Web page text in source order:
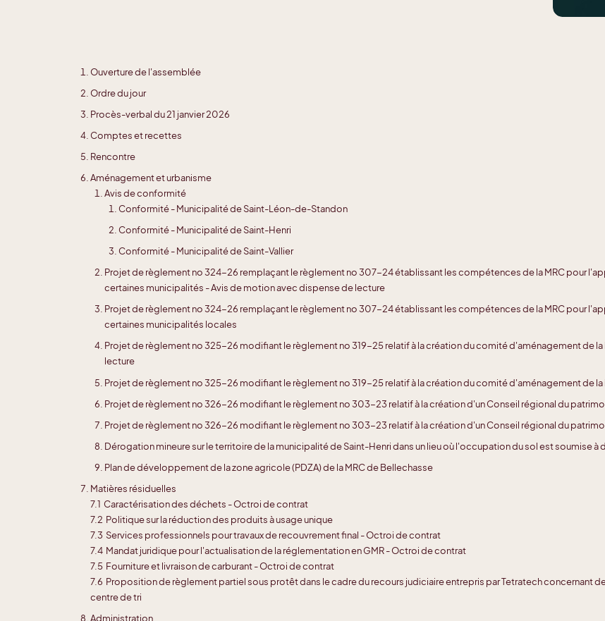
Ouverture de l'assemblée
Ordre du jour
Procès-verbal du 21 janvier 2026
Comptes et recettes
Rencontre
Aménagement et urbanisme
Avis de conformité
Conformité - Municipalité de Saint-Léon-de-Standon
Conformité - Municipalité de Saint-Henri
Conformité - Municipalité de Saint-Vallier
Projet de règlement no 324-26 remplaçant le règlement no 307-24 établissant les compétences de la MRC pour
certaines municipalités - Avis de motion avec dispense de lecture
Projet de règlement no 324-26 remplaçant le règlement no 307-24 établissant les compétences de la MRC pour
certaines municipalités locales
Projet de règlement no 325-26 modifiant le règlement no 319-25 relatif à la création du comité d'aménagement de
lecture
Projet de règlement no 325-26 modifiant le règlement no 319-25 relatif à la création du comité d'aménagement de la
Projet de règlement no 326-26 modifiant le règlement no 303-23 relatif à la création d'un Conseil régional du
Projet de règlement no 326-26 modifiant le règlement no 303-23 relatif à la création d'un Conseil régional du
Dérogation mineure sur le territoire de la municipalité de Saint-Henri dans un lieu où l'occupation du sol est soumise
Plan de développement de la zone agricole (PDZA) de la MRC de Bellechasse
Matières résiduelles
7.1 Caractérisation des déchets - Octroi de contrat
7.2 Politique sur la réduction des produits à usage unique
7.3 Services professionnels pour travaux de recouvrement final - Octroi de contrat
7.4 Mandat juridique pour l'actualisation de la réglementation en GMR - Octroi de contrat
7.5 Fourniture et livraison de carburant - Octroi de contrat
7.6 Proposition de règlement partiel sous protêt dans le cadre du recours judiciaire entrepris par Tetratech concernant
centre de tri
Administration